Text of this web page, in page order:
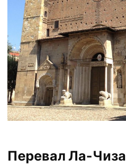
Перевал Ла-Чиза